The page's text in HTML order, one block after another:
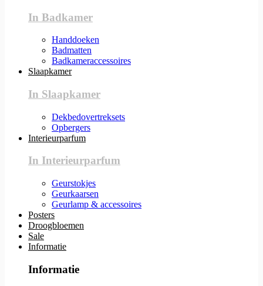
In Badkamer
Handdoeken
Badmatten
Badkameraccessoires
Slaapkamer
In Slaapkamer
Dekbedovertreksets
Opbergers
Interieurparfum
In Interieurparfum
Geurstokjes
Geurkaarsen
Geurlamp & accessoires
Posters
Droogbloemen
Sale
Informatie
Informatie